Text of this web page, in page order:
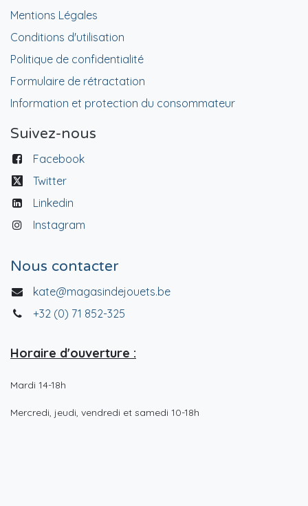
Mentions Légales
Conditions d'utilisation
Politique de confidentialité
Formulaire de rétractation
Information et protection du consommateur
Suivez-nous
Facebook
Twitter
Linkedin
Instagram
Nous contacter
kate@magasindejouets.be
+32 (0) 71 852-325
Horaire d'ouverture :
Mardi 14-18h
Mercredi, jeudi, vendredi et samedi 10-18h